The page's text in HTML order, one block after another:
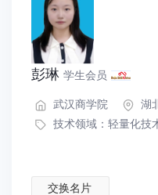
彭琳 学生会员
武汉商学院
湖
技术领域： 轻量化技
交换名片